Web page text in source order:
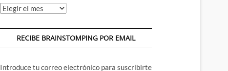
Archivos
RECIBE BRAINSTOMPING POR EMAIL
Introduce tu correo electrónico para suscribirte